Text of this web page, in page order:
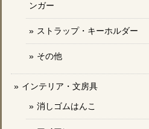
ンガー
ストラップ・キーホルダー
その他
インテリア・文房具
消しゴムはんこ